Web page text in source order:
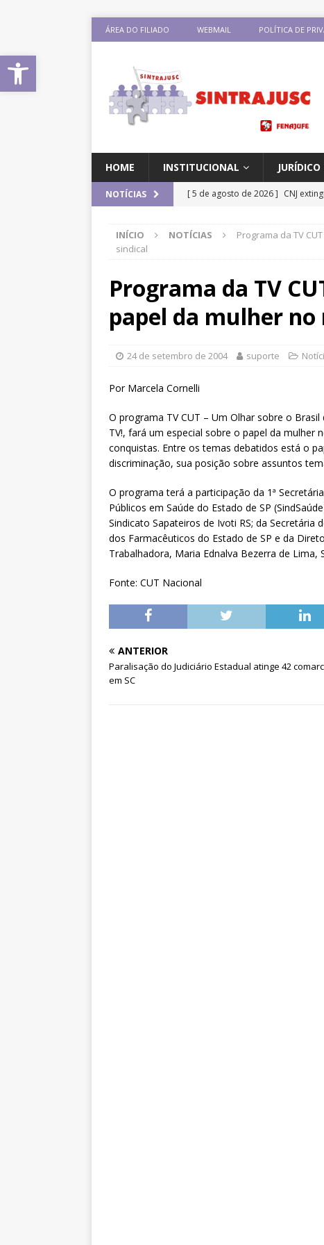
Abrir a barra de ferramentas
ÁREA DO FILIADO WEBMAIL POLÍTICA DE
HOME INSTITUCIONAL JURÍDICO
NOTÍCIAS [ 5 de agosto de 2026 ] CNJ
[ 3 de agosto de 2026 ] Baixe o
[ 3 de agosto de 2026 ]
Xenofobia”será dia 13 de agosto
debate sobre os impactos das
[ 5 de agosto de 2026 ]
INÍCIO NOTÍCIAS
Programa da TV
sindical
Programa da TV
papel da mulher
24 de setembro de 2004 suporte
Por Marcela Cornelli
O programa TV CUT – Um Olhar sobre o
TV!, fará um especial sobre o papel da
conquistas. Entre os temas debatidos está o
discriminação, sua posição sobre assuntos
O programa terá a participação da 1ª
Públicos em Saúde do Estado de SP
Sindicato Sapateiros de Ivoti RS; da Secretária
dos Farmacêuticos do Estado de SP e da
Trabalhadora, Maria Ednalva Bezerra de
Fonte: CUT Nacional
ANTERIOR
Paralisação do Judiciário Estadual atinge 42
em SC